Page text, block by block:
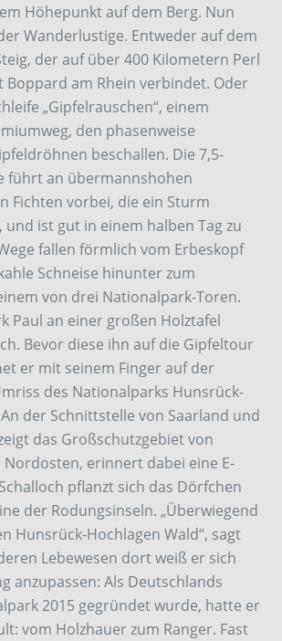
Höhepunkt auf dem Berg. Nun
Wanderlustige. Entweder auf dem
der auf über 400 Kilometern Perl
Boppard am Rhein verbindet. Oder
„Gipfelrauschen“, einem
den phasenweise
beschallen. Die 7,5-
führt an übermannshohen
Fichten vorbei, die ein Sturm
ist gut in einem halben Tag zu
fallen förmlich vom Erbeskopf
Schneise hinunter zum
von drei Nationalpark-Toren.
Paul an einer großen Holztafel
Bevor diese ihn auf die Gipfeltour
er mit seinem Finger auf der
des Nationalparks Hunsrück-
der Schnittstelle von Saarland und
das Großschutzgebiet von
Nordosten, erinnert dabei eine E-
pflanzt sich das Dörfchen
der Rodungsinseln. „Überwiegend
Hunsrück-Hochlagen Wald“, sagt
Lebewesen dort weiß er sich
anzupassen: Als Deutschlands
2015 gegründet wurde, hatte er
vom Holzhauer zum Ranger. Fast